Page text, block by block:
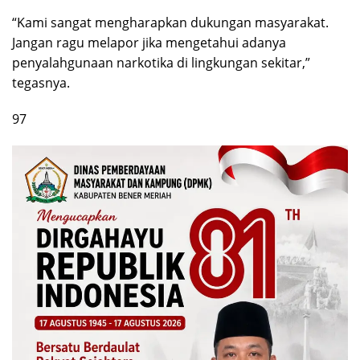
“Kami sangat mengharapkan dukungan masyarakat.
Jangan ragu melapor jika mengetahui adanya
penyalahgunaan narkotika di lingkungan sekitar,”
tegasnya.
97